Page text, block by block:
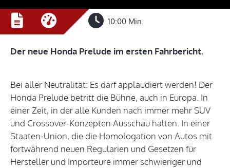
10:00 Min.
Der neue Honda Prelude im ersten Fahrbericht.
Bei aller Neutralität: Es darf applaudiert werden! Der
Honda Prelude betritt die Bühne, auch in Europa. In
einer Zeit, in der alle Kunden nach immer mehr SUV
und Crossover-Konzepten Ausschau halten. In einer
Staaten-Union, die die Homologation von Autos mit
fortwährend neuen Regularien und Gesetzen für
Hersteller und Importeure immer schwieriger und